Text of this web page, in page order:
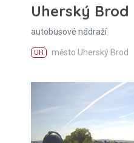
Uherský Brod
autobusové nádraží
UH město Uherský Brod